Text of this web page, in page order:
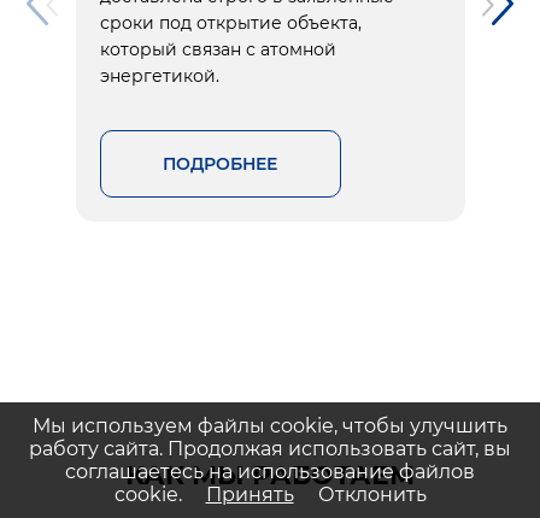
сроки под открытие объекта,
который связан с атомной
энергетикой.
ПОДРОБНЕЕ
КАК МЫ РАБОТАЕМ
Мы используем файлы cookie, чтобы улучшить
работу сайта. Продолжая использовать сайт, вы
соглашаетесь на использование файлов
cookie.
Принять Отклонить